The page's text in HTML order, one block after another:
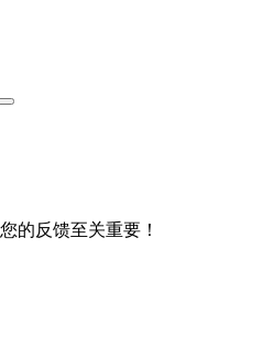
的反馈至关重要！